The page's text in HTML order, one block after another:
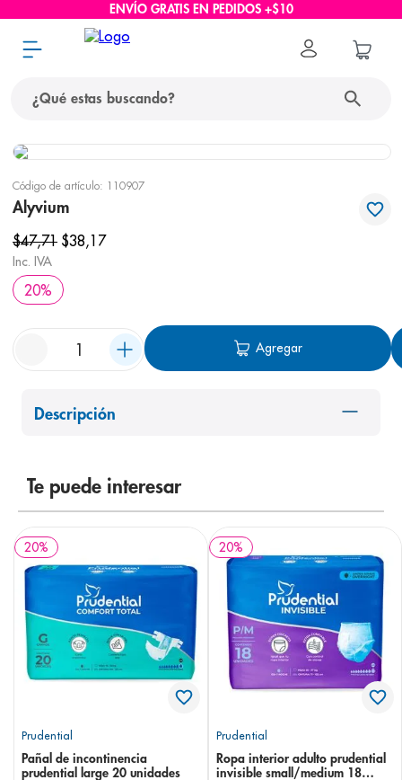
ENVÍO GRATIS EN PEDIDOS +$10
Código de artículo: 110907
Alyvium
$47,71 $38,17
Inc. IVA
20%
Agregar
Descripción
Te puede interesar
20%
Prudential
Pañal de incontinencia
prudential large 20 unidades
20%
Prudential
Ropa interior adulto prudential
invisible small/medium 18
términos más buscados
1. protector solar
2. pañales
3.
4. cerave
5. nivea
bioderma
8. pediasure
10.prueba embarazo